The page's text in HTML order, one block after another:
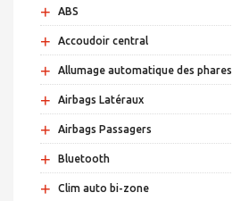
+ ABS
+ Accoudoir central
+ Allumage automatique des phares
+ Airbags Latéraux
+ Airbags Passagers
+ Bluetooth
+ Clim auto bi-zone